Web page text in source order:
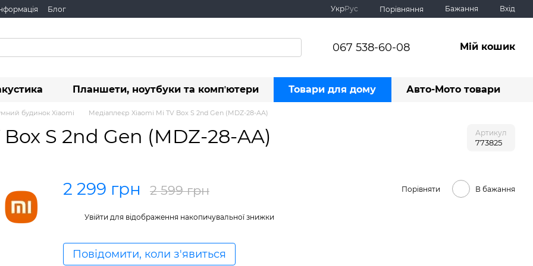
Блог УкрРус Порівняння Бажання Вхід
067 538-60-08 Мій кошик
Планшети, ноутбуки та компʼютери Товари для дому Авто-Мото товари
будинок Xiaomi Медіаплеєр Xiaomi Mi TV Box S 2nd Gen (MDZ-28-AA)
S 2nd Gen (MDZ-28-AA) Артикул
773825
2 299 грн 2 599 грн Порівняти В бажання
Увійти для відображення накопичувальної знижки
Повідомити, коли з'явиться